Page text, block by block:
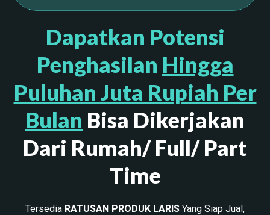
Dapatkan Potensi
Penghasilan Hingga
Puluhan Juta Rupiah Per
Bulan Bisa Dikerjakan
Dari Rumah/ Full/ Part
Time
Tersedia RATUSAN PRODUK LARIS Yang Siap Jual,